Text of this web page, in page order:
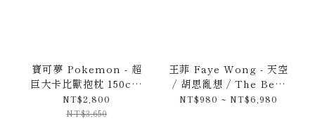
寶可夢 Pokemon - 超
巨大卡比獸抱枕 150cm
大型絨毛玩偶
NT$2,800
NT$3,650
王菲 Faye Wong - 天空
/ 胡思亂想 / The Best
Of Best 限量日版CD專
NT$980 ~ NT$6,980